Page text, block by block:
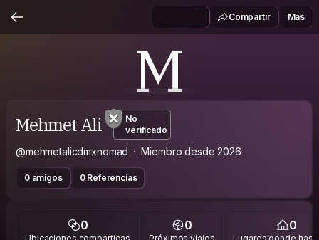
Compartir Más
M
Mehmet Ali
No
verificado
@mehmetalicdmxnomad Miembro desde 2026
0 amigos 0 Referencias
0
Ubicaciones compartidas
0
Próximos viajes
0
Lugares donde has